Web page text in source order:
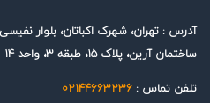
بلوار نفیسی